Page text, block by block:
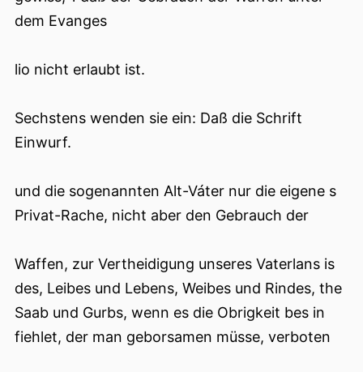
dem Evanges
lio nicht erlaubt ist.
Sechstens wenden sie ein: Daß die Schrift
Einwurf.
und die sogenannten Alt-Váter nur die eigene s
Privat-Rache, nicht aber den Gebrauch der
Waffen, zur Vertheidigung unseres Vaterlans is
des, Leibes und Lebens, Weibes und Rindes, the
Saab und Gurbs, wenn es die Obrigkeit bes in
fiehlet, der man geborsamen müsse, verboten